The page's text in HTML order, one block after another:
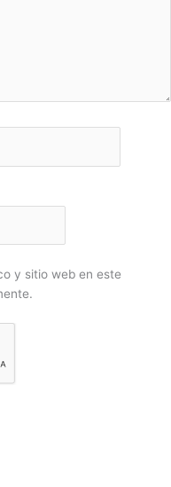
y sitio web en este